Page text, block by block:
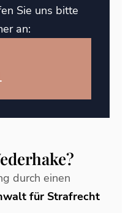
durch einen
für Strafrecht
Sie uns bitte
an: